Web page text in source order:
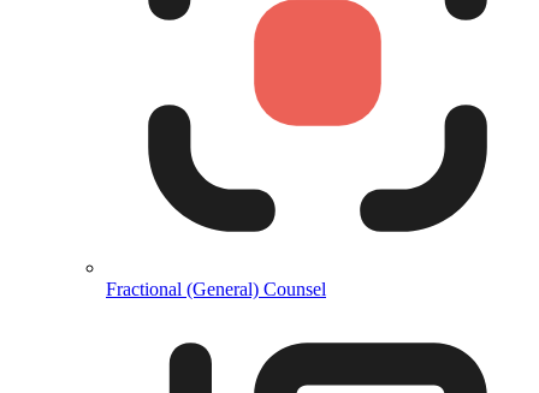
Fractional (General) Counsel